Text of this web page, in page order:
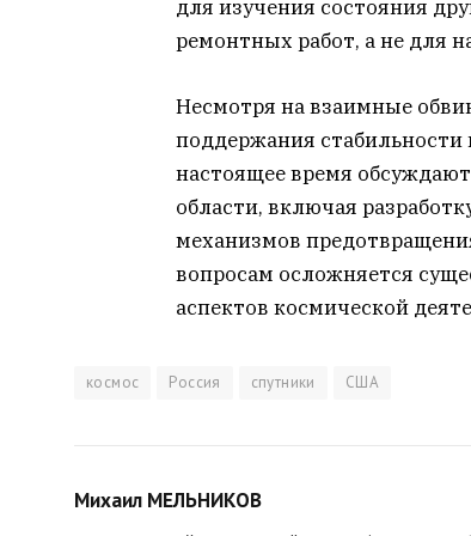
для изучения состояния
ремонтных работ, а не для
Несмотря на взаимные
поддержания стабильности
настоящее время
области, включая
механизмов
вопросам осложняется
аспектов космической
космос Россия спутники США
Михаил МЕЛЬНИКОВ